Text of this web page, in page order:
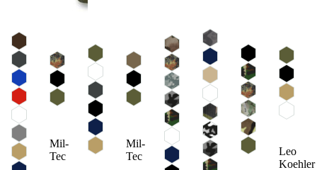
Mil-
Tec
Mil-
Tec
Leo
Koehler